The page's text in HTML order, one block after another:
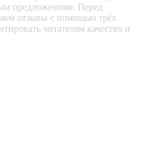
предложениям. Перед
отзывы с помощью трёх
читателям качество и